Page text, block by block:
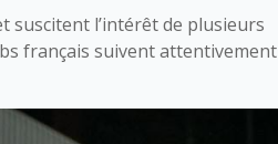
suscitent l’intérêt de plusieurs
français suivent attentivement